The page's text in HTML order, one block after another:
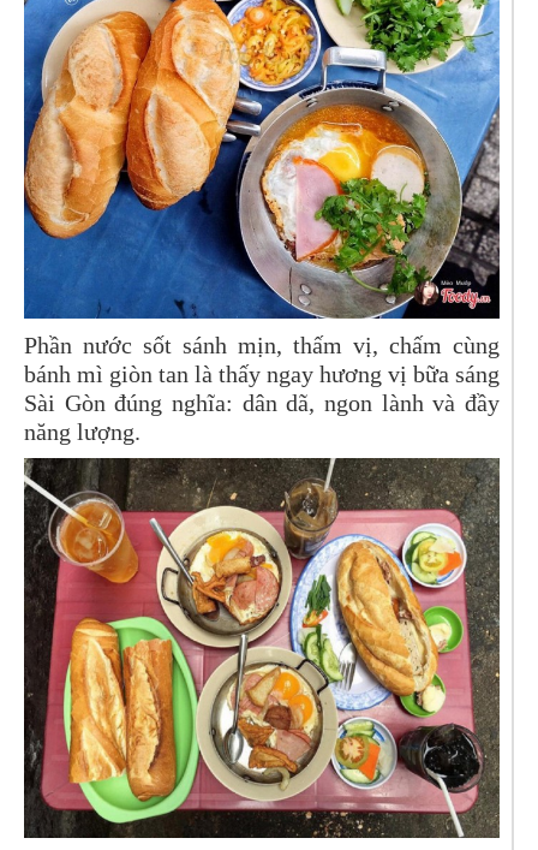
Phần nước sốt sánh mịn, thấm vị, chấm cùng
bánh mì giòn tan là thấy ngay hương vị bữa sáng
Sài Gòn đúng nghĩa: dân dã, ngon lành và đầy
năng lượng.